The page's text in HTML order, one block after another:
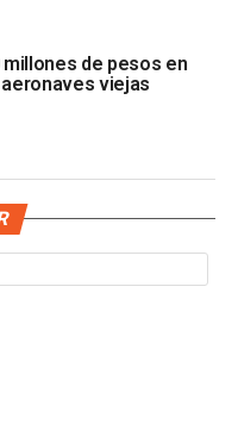
de pesos en
viejas